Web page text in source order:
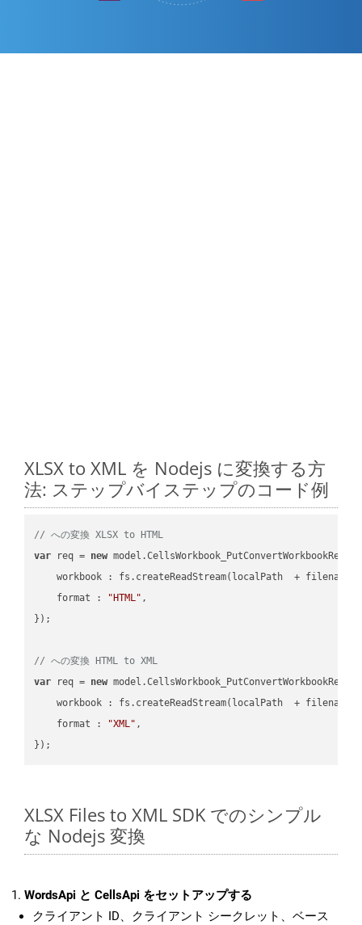
XLSX to XML を Nodejs に変換する方
法: ステップバイステップのコード例
// への変換 XLSX to HTML
var req = new
workbook : fs.createReadStream(localPath  + filename
format : "HTML" ,
});
// への変換 HTML to XML
var req = new
workbook : fs.createReadStream(localPath  + filename
format : "XML" ,
XLSX Files to XML SDK でのシンプル
な Nodejs 変換
WordsApi と CellsApi をセットアップする
クライアント ID、クライアント シークレット、ベース